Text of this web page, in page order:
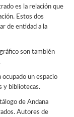
es la relación que
Estos dos
de entidad a la
son también
un espacio
y bibliotecas.
de Andana
Autores de